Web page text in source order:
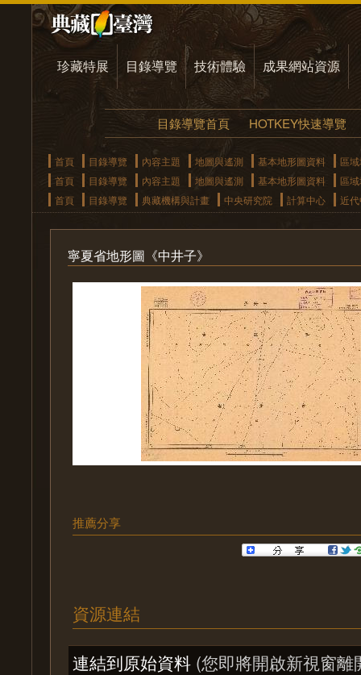
珍藏特展 目錄導覽 技術體驗 成果網站資源
目錄導覽首頁 HOTKEY快速導覽
首頁 目錄導覽 內容主題 地圖與遙測 基本地形圖資料
區
首頁
目錄導覽 內容主題 地圖與遙測 基本地形圖資料
區
首頁
目錄導覽 典藏機構與計畫 中央研究院 計算中心 近
寧夏省地形圖《中井子》
推薦分享
資源連結
連結到原始資料 (您即將開啟新視窗離